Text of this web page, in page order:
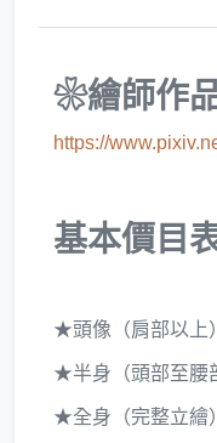
❀繪師作
https://
基本價目
★頭像（肩部以上
★半身（頭部至腰
★全身（完整立繪